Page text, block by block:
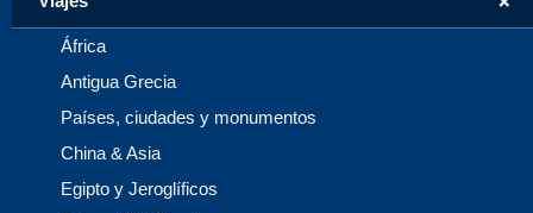
África
Antigua Grecia
Países, ciudades y monumentos
China & Asia
Egipto y Jeroglíficos